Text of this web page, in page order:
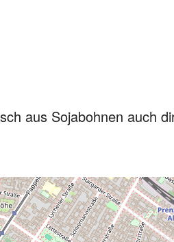
aus Sojabohnen auch